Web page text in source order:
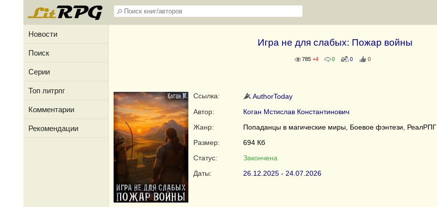
Новости
Поиск
Серии
Топ литрпг
Комментарии
Рекомендации
Игра не для слабых: Пожар войны
785 +4 0 0 0
Ссылка:
AuthorToday
Автор:
Коган Мстислав Константинович
Жанр:
Попаданцы в магические миры, Боевое фэнтези, РеалРПГ
Размер:
694 Кб
Статус:
Закончена
Даты:
26.12.2025 - 24.07.2026